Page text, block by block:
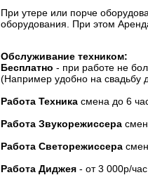
При утере или порче
оборудования. При этом
Обслуживание техником:
Бесплатно - при работе не
(Например удобно на свадьбу
Работа Техника смена до 6
Работа Звукорежиссера
Работа Светорежиссера
Работа Диджея - от 3 000р/